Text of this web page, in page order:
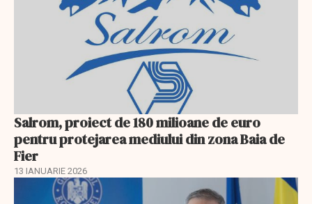
Salrom, proiect de 180 milioane de euro
pentru protejarea mediului din zona Baia de
Fier
13 IANUARIE 2026